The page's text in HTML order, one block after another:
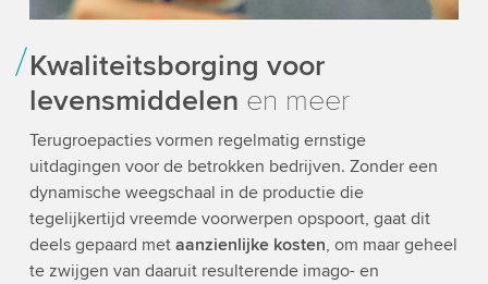
Kwaliteitsborging voor
levensmiddelen en meer
Terugroepacties vormen regelmatig ernstige
uitdagingen voor de betrokken bedrijven. Zonder een
dynamische weegschaal in de productie die
tegelijkertijd vreemde voorwerpen opspoort, gaat dit
deels gepaard met aanzienlijke kosten, om maar geheel
te zwijgen van daaruit resulterende imago- en